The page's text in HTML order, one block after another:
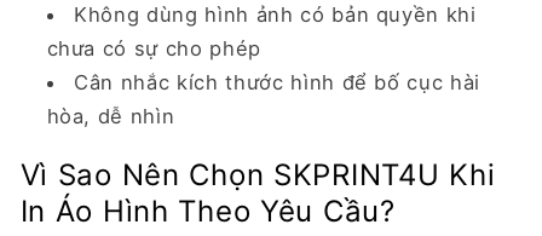
Không dùng hình ảnh có bản quyền khi
chưa có sự cho phép
Cân nhắc kích thước hình để bố cục hài
hòa, dễ nhìn
Vì Sao Nên Chọn SKPRINT4U Khi
In Áo Hình Theo Yêu Cầu?